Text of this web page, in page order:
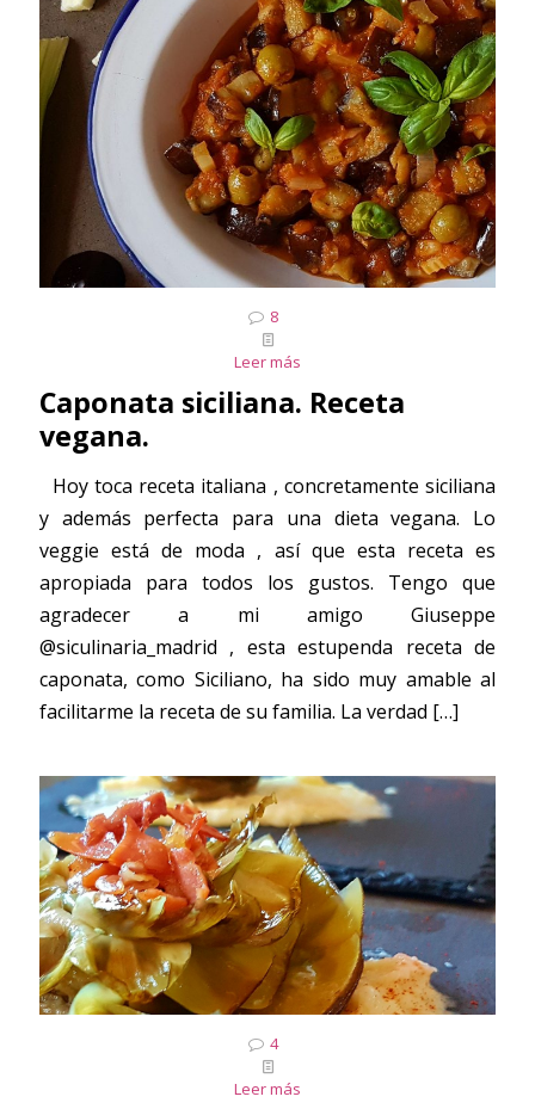
8
Leer más
Caponata siciliana. Receta
vegana.
Hoy toca receta italiana , concretamente siciliana
y además perfecta para una dieta vegana. Lo
veggie está de moda , así que esta receta es
apropiada para todos los gustos. Tengo que
agradecer a mi amigo Giuseppe
@siculinaria_madrid , esta estupenda receta de
caponata, como Siciliano, ha sido muy amable al
facilitarme la receta de su familia. La verdad […]
4
Leer más